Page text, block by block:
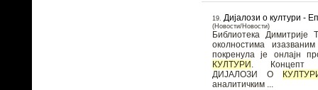
19. Дијалози о култури -
(Новости/Новости)
Библиотека Димитрије
околностима
покренула је онлајн
КУЛТУРИ
ДИЈАЛОЗИ О
аналитичким ...